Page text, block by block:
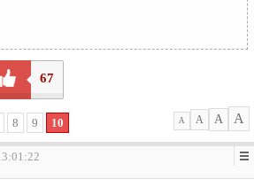
67
8 9 10 A A A A